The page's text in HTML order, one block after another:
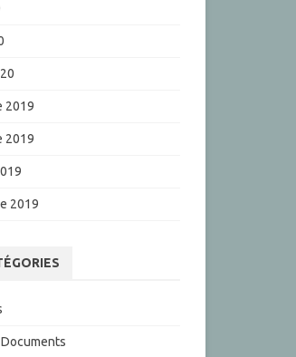
2019
2019
2019